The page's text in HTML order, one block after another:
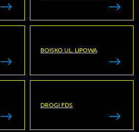
BOISKO UL. LIPOWA
DROGI FDS